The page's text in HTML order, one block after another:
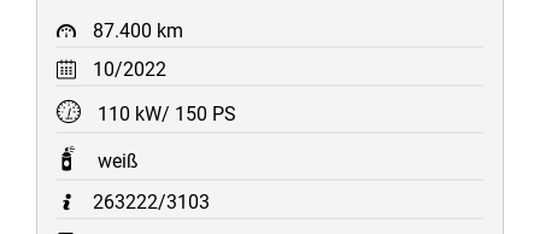
87.400 km
10/2022
110 kW/ 150 PS
weiß
263222/3103